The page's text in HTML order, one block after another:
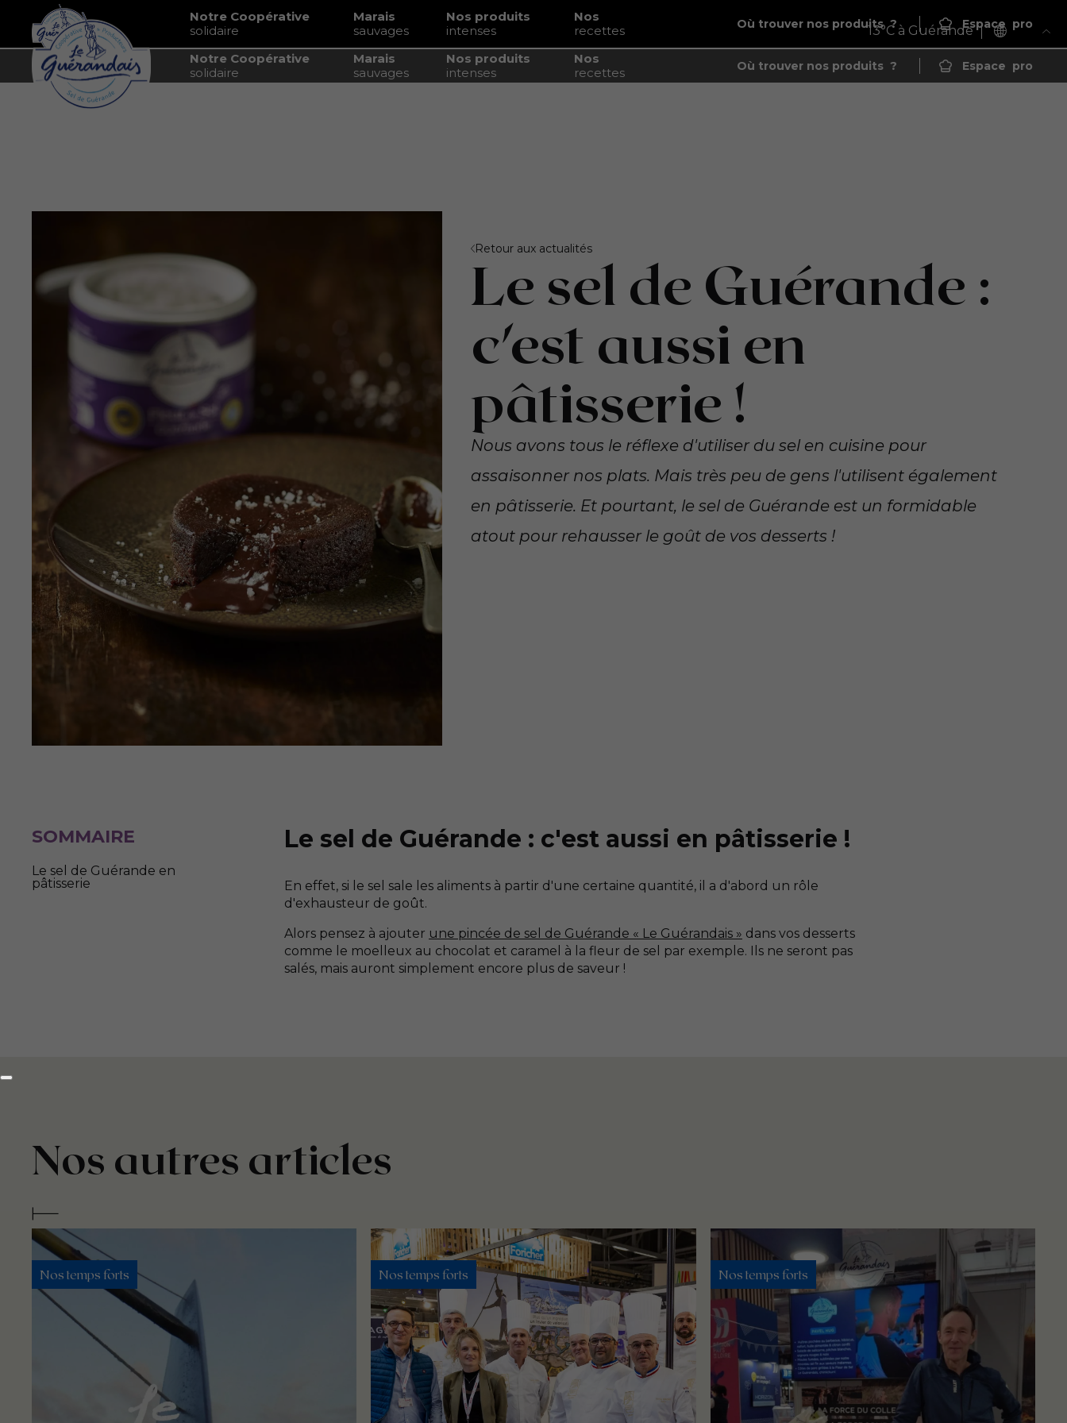
Notre Coopérative
solidaire
Marais
sauvages
Nos produits
intenses
Nos
recettes
Où trouver nos produits? Espace pro
13°C à Guérande
Notre Coopérative
solidaire
Marais
sauvages
Nos produits
intenses
Nos
recettes
Où trouver nos produits ? Espace pro
Retour aux actualités
Le sel de Guérande :
c'est aussi en
pâtisserie !
Nous avons tous le réflexe d'utiliser du sel en cuisine pour
assaisonner nos plats. Mais très peu de gens l'utilisent également
en pâtisserie. Et pourtant, le sel de Guérande est un formidable
atout pour rehausser le goût de vos desserts !
SOMMAIRE
Le sel de Guérande en
pâtisserie
Le sel de Guérande : c'est aussi en pâtisserie !
En effet, si le sel sale les aliments à partir d'une certaine quantité, il a d'abord un rôle
d'exhausteur de goût.
Alors pensez à ajouter une pincée de sel de Guérande « Le Guérandais » dans vos desserts
comme le moelleux au chocolat et caramel à la fleur de sel par exemple. Ils ne seront pas
salés, mais auront simplement encore plus de saveur !
Nos autres articles
Nos temps forts Nos temps forts Nos temps forts